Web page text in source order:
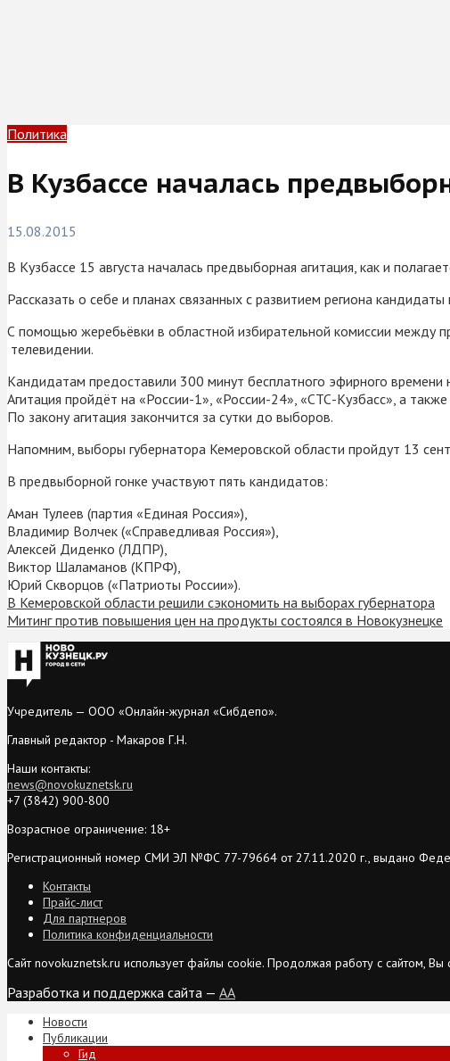
Политика
В Кузбассе началась
15.08.2015
В Кузбассе 15 августа началась предвыборная агитация, как и
Рассказать о себе и планах связанных с развитием региона
С помощью жеребьёвки в областной избирательной комиссии
телевидении.
Кандидатам предоставили 300 минут бесплатного эфирного
Агитация пройдёт на «России-1», «России-24», «СТС-Кузбасс», а
По закону агитация закончится за сутки до выборов.
Напомним, выборы губернатора Кемеровской области пройдут 13
В предвыборной гонке участвуют пять кандидатов:
Аман Тулеев (партия «Единая Россия»),
Владимир Волчек («Справедливая Россия»),
Алексей Диденко (ЛДПР),
Виктор Шаламанов (КПРФ),
Юрий Скворцов («Патриоты России»).
В Кемеровской области решили сэкономить на выборах губернатора
Митинг против повышения цен на продукты состоялся в Новокузнецке
Учредитель — ООО «Онлайн-журнал «Сибдепо».
Главный редактор - Макаров Г.Н.
Наши контакты:
news@novokuznetsk.ru
+7 (3842) 900-800
Возрастное ограничение: 18+
Регистрационный номер СМИ ЭЛ №ФС 77-79664 от 27.11.2020 г., выдано
Контакты
Прайс-лист
Для партнеров
Политика конфиденциальности
Сайт novokuznetsk.ru использует файлы cookie. Продолжая работу с сайтом,
Разработка и поддержка сайта — AA
Новости
Публикации
Гид